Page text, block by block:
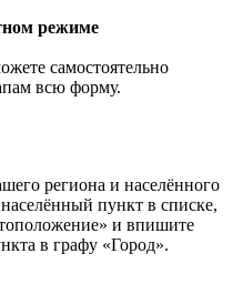
режиме
самостоятельно
всю форму.
региона и населённого
пункт в списке,
и впишите
в графу «Город».